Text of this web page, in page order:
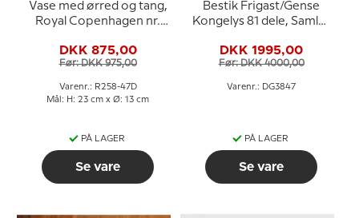
Vase med ørred og tang,
Royal Copenhagen nr.
DKK 875,00
Før: DKK 975,00
Varenr.: R258-47D
Mål: H: 23 cm x Ø: 13 cm
PÅ LAGER
Se vare
Bestik Frigast/Gense
Kongelys 81 dele, Samlet
DKK 1995,00
Før: DKK 4000,00
Varenr.: DG3847
PÅ LAGER
Se vare